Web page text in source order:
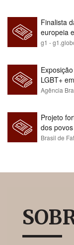
Finalista
europeia
para
g1 -
LGBT+
Agência
Projeto
dos
Brasil de